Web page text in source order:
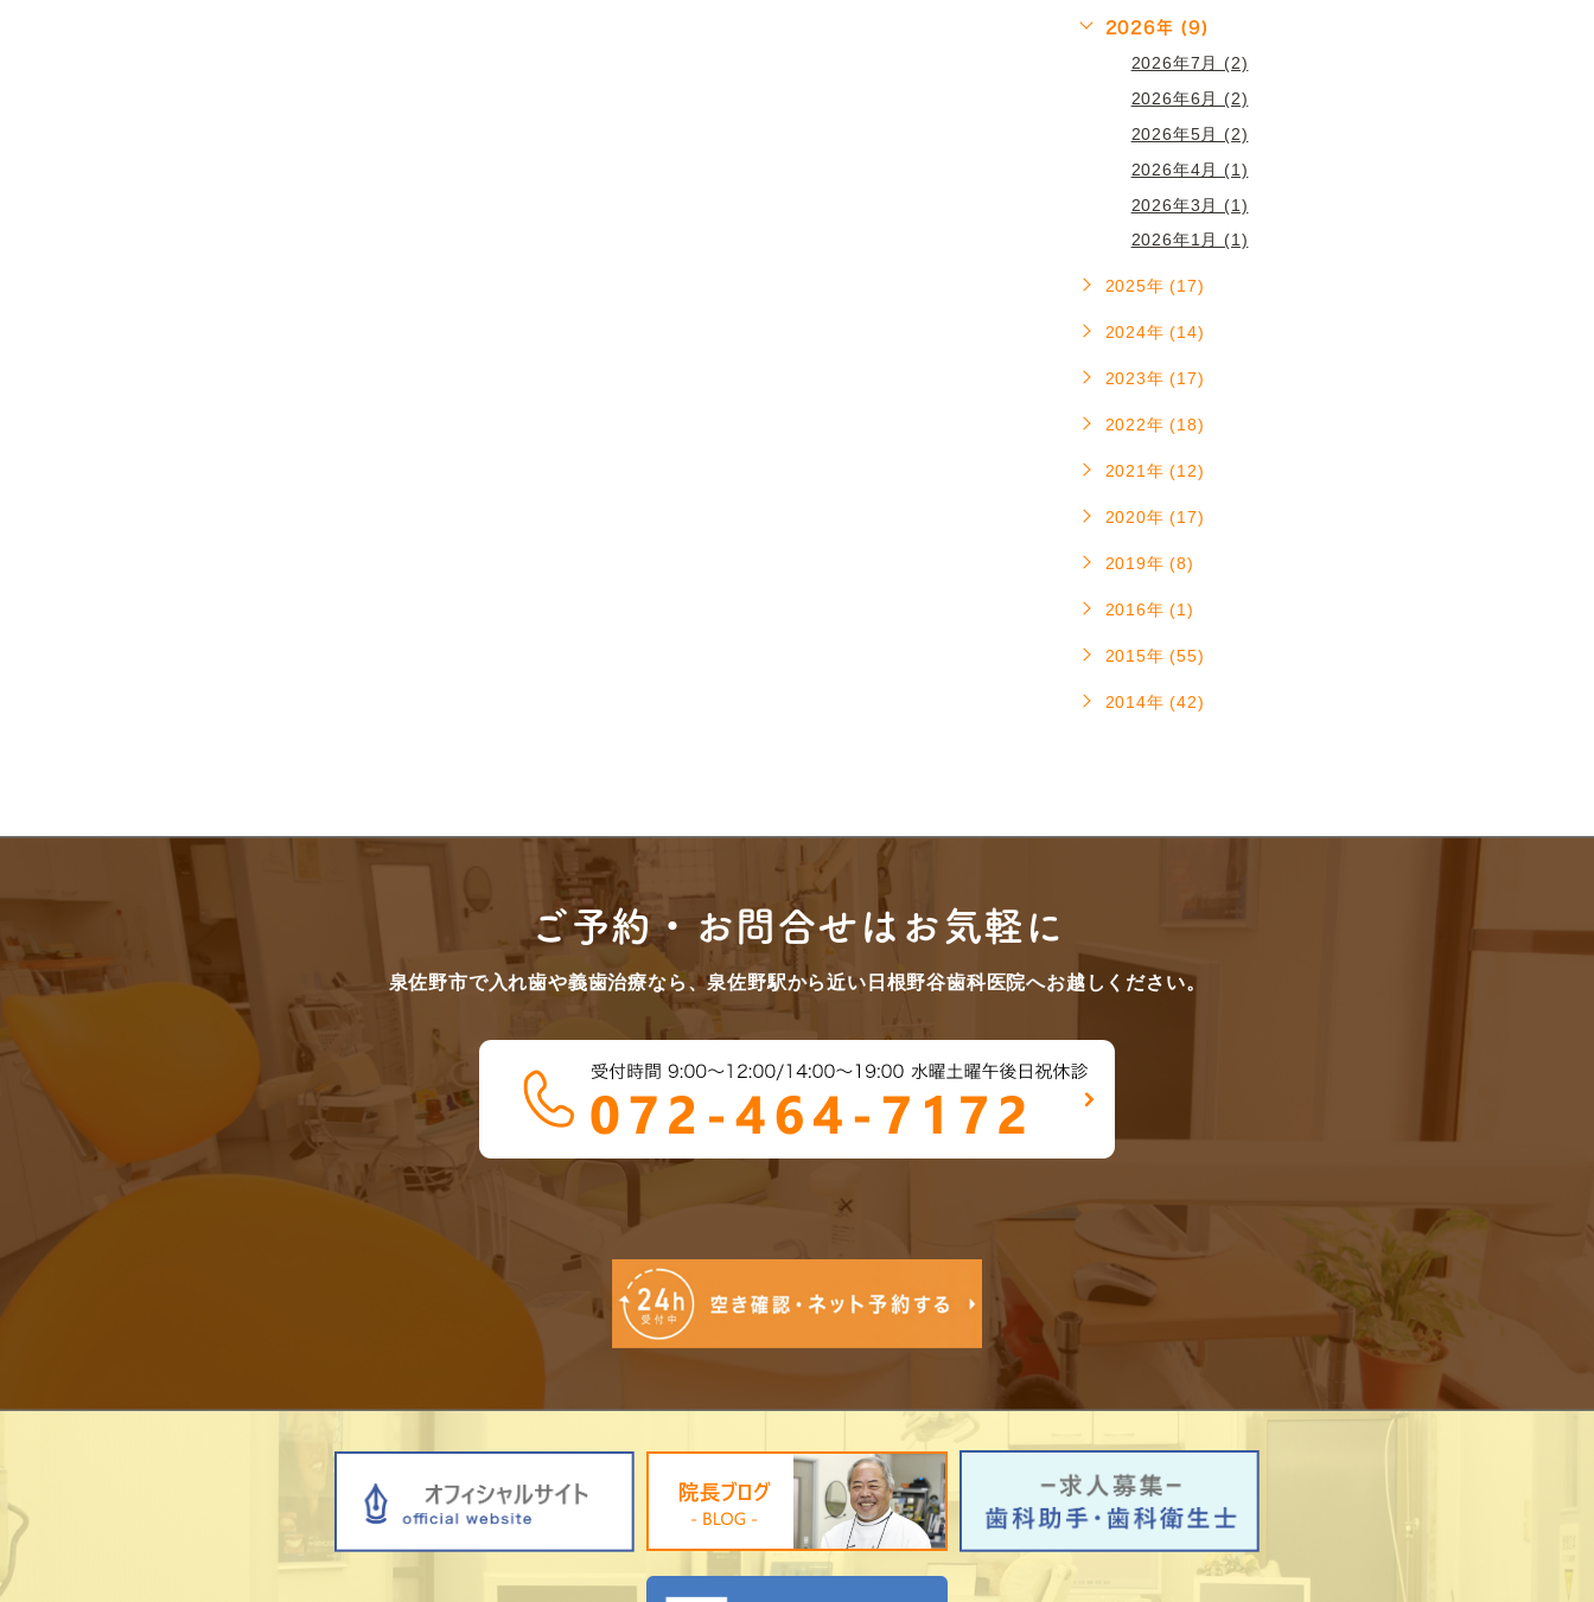
2026年 (9)
2026年7月 (2)
2026年6月 (2)
2026年5月 (2)
2026年4月 (1)
2026年3月 (1)
2026年1月 (1)
2025年 (17)
2024年 (14)
2023年 (17)
2022年 (18)
2021年 (12)
2020年 (17)
2019年 (8)
2016年 (1)
2015年 (55)
2014年 (42)
ご予約・お問合せはお気軽に
泉佐野市で入れ歯や義歯治療なら、泉佐野駅から近い日根野谷歯科医院へお越しください。